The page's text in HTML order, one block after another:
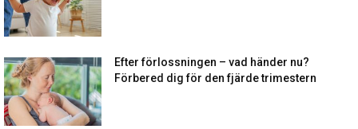
Efter förlossningen – vad händer nu?
Förbered dig för den fjärde trimestern